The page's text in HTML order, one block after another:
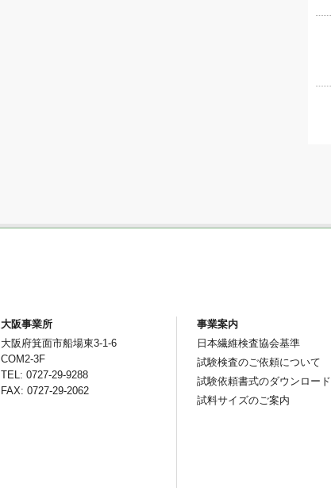
大阪事業所
大阪府箕面市船場東3-1-6
COM2-3F
TEL: 0727-29-9288
FAX: 0727-29-2062
事業案内
日本繊維検査協会基準
試験検査のご依頼について
試験依頼書式のダウンロード
試料サイズのご案内